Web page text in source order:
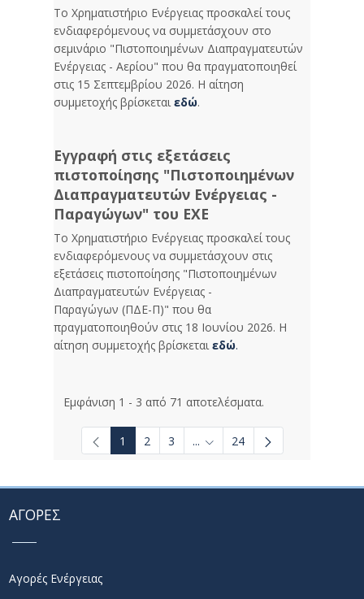
Το Χρηματιστήριο Ενέργειας προσκαλεί τους
ενδιαφερόμενους να συμμετάσχουν στο
σεμινάριο "Πιστοποιημένων Διαπραγματευτών
Ενέργειας - Αερίου" που θα πραγματοποιηθεί
στις 15 Σεπτεμβρίου 2026. Η αίτηση
συμμετοχής βρίσκεταιεδώ.
Εγγραφή στις εξετάσεις
πιστοποίησης "Πιστοποιημένων
Διαπραγματευτών Ενέργειας -
Παραγώγων" του ΕΧΕ
Το Χρηματιστήριο Ενέργειας προσκαλεί τους
ενδιαφερόμενους να συμμετάσχουν στις
εξετάσεις πιστοποίησης "Πιστοποιημένων
Διαπραγματευτών Ενέργειας -
Παραγώγων (ΠΔΕ-Π)" που θα
πραγματοποιηθούν στις 18 Ιουνίου 2026. Η
αίτηση συμμετοχής βρίσκεταιεδώ.
Εμφάνιση 1 - 3 από 71 αποτελέσματα.
1 2 3 ... Ενδιάμεσες σελίδες Use
24
ΑΓΟΡΕΣ
Αγορές Ενέργειας